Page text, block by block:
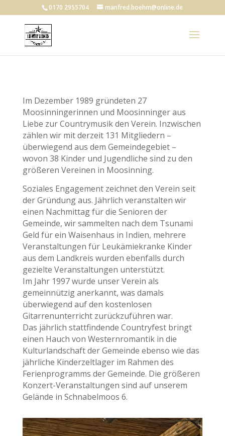
0170 2955704 manfred.boehm@online.de
Im Dezember 1989 gründeten 27
Moosinningerinnen und Moosinninger aus
Liebe zur Countrymusik den Verein. Inzwischen
zählen wir mit derzeit 131 Mitgliedern –
überwiegend aus dem Gemeindegebiet –
wovon 38 Kinder und Jugendliche sind zu den
größeren Vereinen in Moosinning.
Soziales Engagement zeichnet den Verein seit
der Gründung aus. Jährlich veranstalten wir
einen Nachmittag für die Senioren der
Gemeinde, wir sammelten nach dem Tsunami
Geld für ein Waisenhaus in Indien, mehrere
Veranstaltungen für Leukämiekranke Kinder
aus dem Landkreis wurden ebenfalls durch
gezielte Veranstaltungen unterstützt.
Im Jahr 1997 wurde unser Verein als
gemeinnützig anerkannt, was damals
überwiegend auf den kostenlosen
Gitarrenunterricht zurückzuführen war.
Das jährlich stattfindende Countryfest bringt
einen Hauch von Westernromantik in die
Kulturlandschaft der Gemeinde ebenso wie das
jährliche Kinderzeltlager im Rahmen des
Ferienprogramms der Gemeinde. Die größeren
Konzert-Veranstaltungen sind auf unserem
Gelände in Schnabelmoos 6.